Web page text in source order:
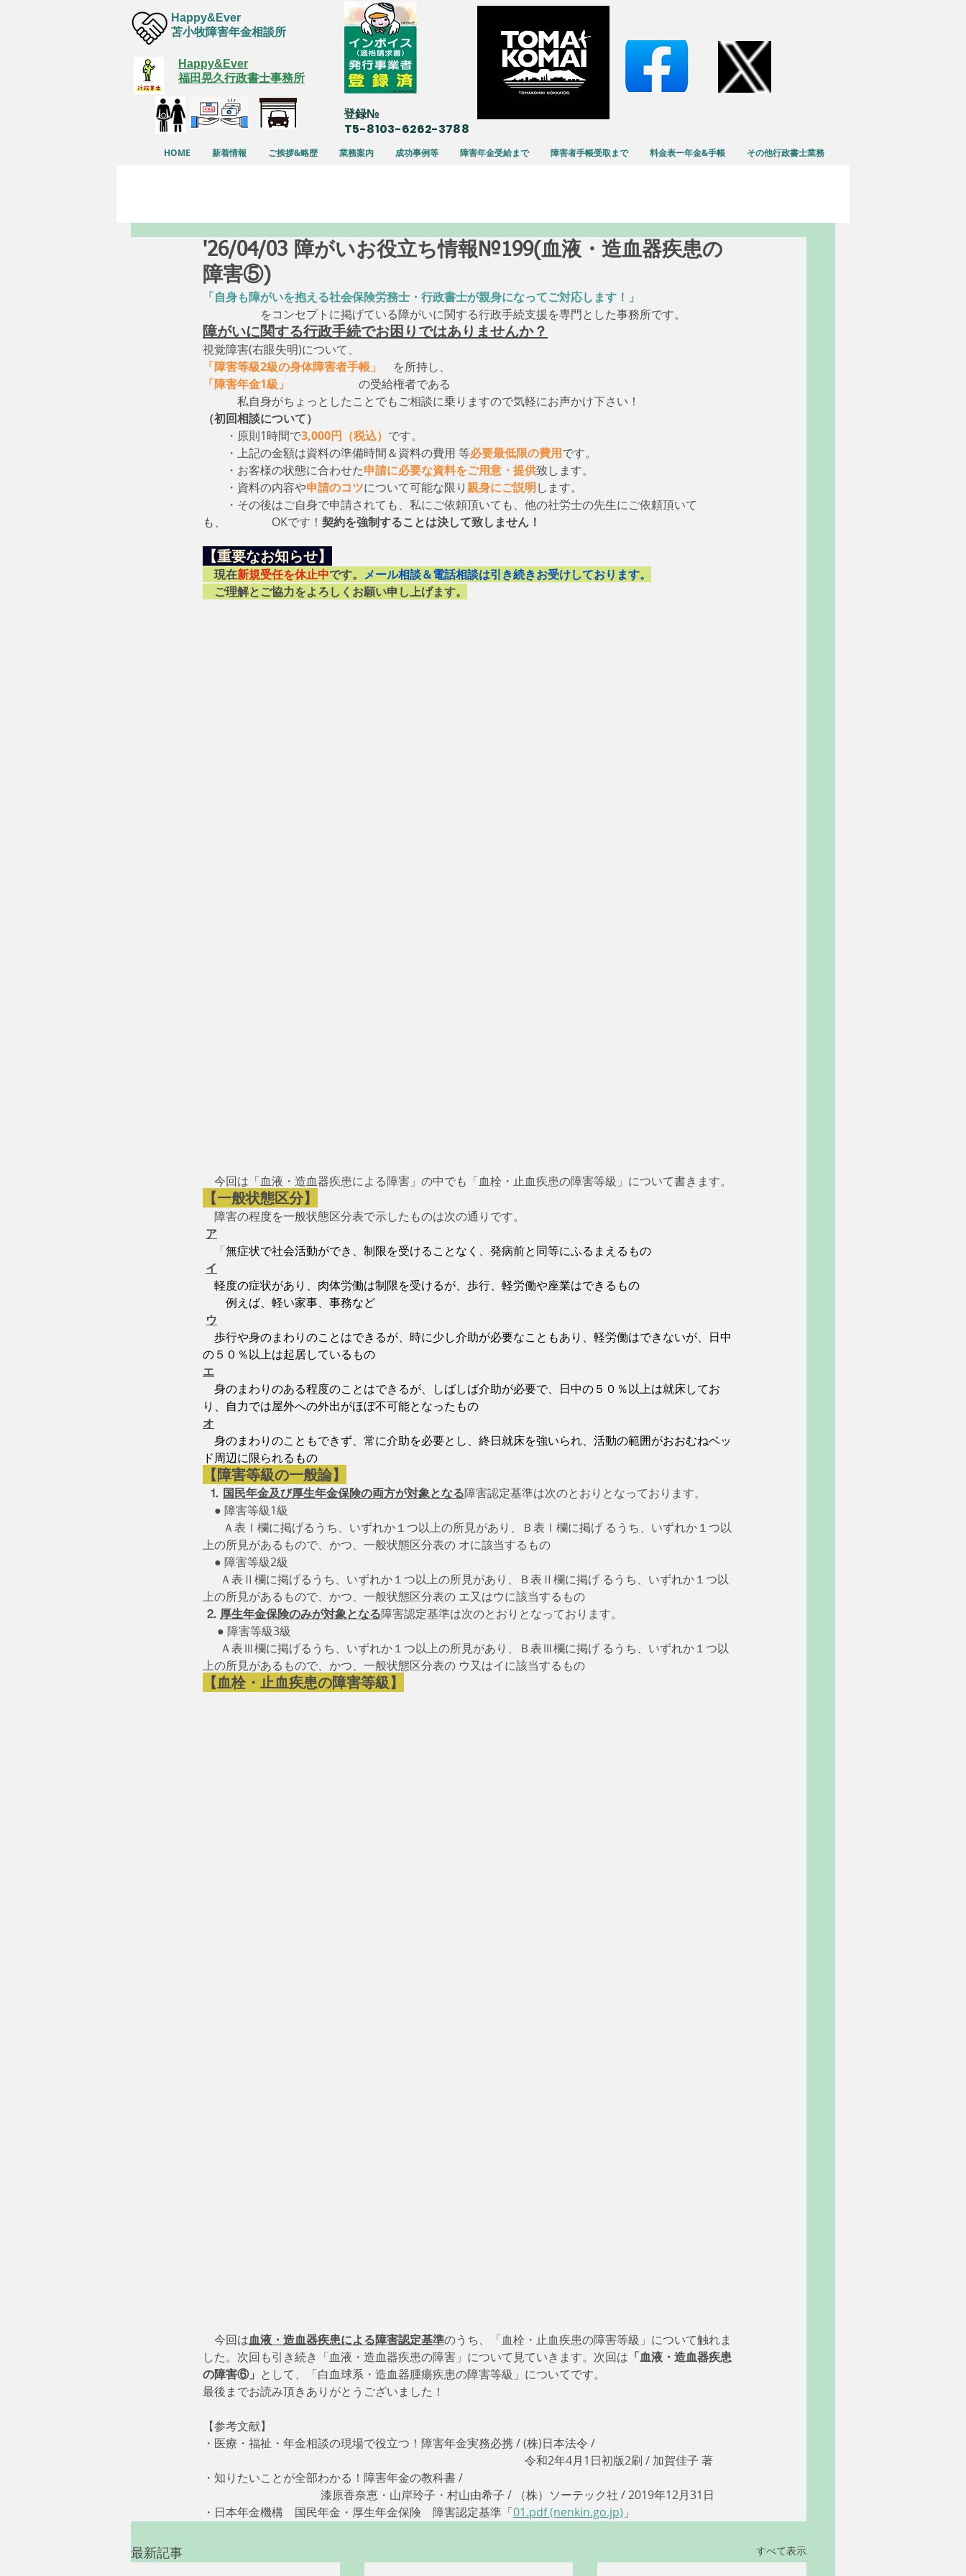
Happy&Ever
苫小牧障害年金相談所
Happy&Ever
福田晃久行政書士事務所
​登録№
T5-8103-6262-3788
HOME 新着情報 ご挨拶&略歴 業務案内 成功事例等 障害年金受給まで 障害者手帳受取まで 料金表ー年金&手帳 その他行政書士業務
'26/04/03 障がいお役立ち情報№199(血液・造血器疾患の
障害⑤)
「自身も障がいを抱える社会保険労務士・行政書士が親身になってご対応します！」
をコンセプトに掲げている障がいに関する行政手続支援を専門とした事務所です。
障がいに関する行政手続でお困りではありませんか？
視覚障害(右眼失明)について、
「障害等級2級の身体障害者手帳」
を所持し、
「障害年金1級」
の受給権者である
私自身がちょっとしたことでもご相談に乗りますので気軽にお声かけ下さい！
（初回相談について）
・原則1時間で3,000円（税込） です。
・上記の金額は資料の準備時間＆資料の費用 等必要最低限の費用です。
・お客様の状態に合わせた申請に必要な資料をご用意・提供致します。
・資料の内容や申請のコツについて可能な限り親身にご説明します。
・その後はご自身で申請されても、私にご依頼頂いても、他の社労士の先生にご依頼頂いて
も、　　　　OKです！ 契約を強制することは決して致しません！
【重要なお知らせ】
現在新規受任を休止中です。 メール相談＆電話相談は引き続きお受けしております。
ご理解とご協力をよろしくお願い申し上げます。
今回は「血液・造血器疾患による障害」の中でも「血栓・止血疾患の障害等級」について書きます。
【一般状態区分】
障害の程度を一般状態区分表で示したものは次の通りです。
ア
「無症状で社会活動ができ、制限を受けることなく、発病前と同等にふるまえるもの
イ
軽度の症状があり、肉体労働は制限を受けるが、歩行、軽労働や座業はできるもの
例えば、軽い家事、事務など
ウ
歩行や身のまわりのことはできるが、時に少し介助が必要なこともあり、軽労働はできないが、日中
の５０％以上は起居しているもの
エ
身のまわりのある程度のことはできるが、しばしば介助が必要で、日中の５０％以上は就床してお
り、自力では屋外への外出がほぼ不可能となったもの
オ
身のまわりのこともできず、常に介助を必要とし、終日就床を強いられ、活動の範囲がおおむねベッ
ド周辺に限られるもの
【障害等級の一般論】
⒈ 国民年金及び厚生年金保険の両方が対象となる障害認定基準は次のとおりとなっております。
● 障害等級1級
Ａ表Ⅰ欄に掲げるうち、いずれか１つ以上の所見があり、Ｂ表Ⅰ欄に掲げ るうち、いずれか１つ以
上の所見があるもので、かつ、一般状態区分表の オに該当するもの
● 障害等級2級
Ａ表Ⅱ欄に掲げるうち、いずれか１つ以上の所見があり、Ｂ表Ⅱ欄に掲げ るうち、いずれか１つ以
上の所見があるもので、かつ、一般状態区分表の エ又はウに該当するもの
⒉ 厚生年金保険のみが対象となる障害認定基準は次のとおりとなっております。
● 障害等級3級
Ａ表Ⅲ欄に掲げるうち、いずれか１つ以上の所見があり、Ｂ表Ⅲ欄に掲げ るうち、いずれか１つ以
上の所見があるもので、かつ、一般状態区分表の ウ又はイに該当するもの
【血栓・止血疾患の障害等級】
今回は血液・造血器疾患による障害認定基準のうち、「血栓・止血疾患の障害等級」について触れま
した。次回も引き続き「血液・造血器疾患の障害」について見ていきます。次回は 「血液・造血器疾患
の障害⑥」 として、「白血球系・造血器腫瘍疾患の障害等級」についてです。
最後までお読み頂きありがとうございました！
【参考文献】
・医療・福祉・年金相談の現場で役立つ！障害年金実務必携 / (株)日本法令 /
令和2年4月1日初版2刷 / 加賀佳子 著
・知りたいことが全部わかる！障害年金の教科書 /
漆原香奈恵・山岸玲子・村山由希子 / （株）ソーテック社 / 2019年12月31日
・日本年金機構　国民年金・厚生年金保険　障害認定基準「01.pdf (nenkin.go.jp) 」
最新記事 すべて表示